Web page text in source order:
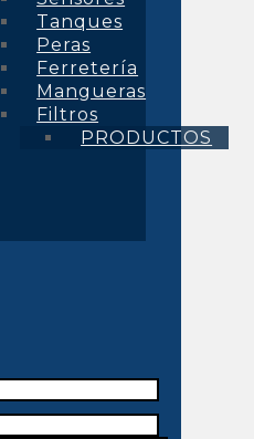
Tanques
Peras
Ferretería
Mangueras
Filtros
PRODUCTOS